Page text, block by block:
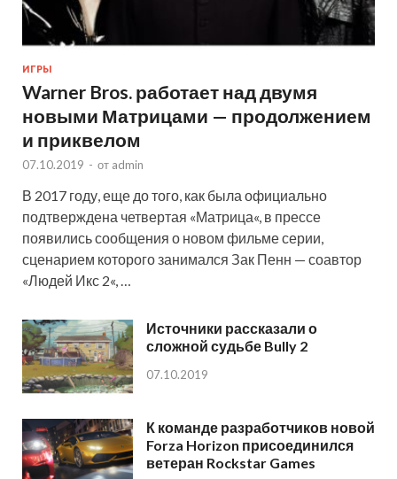
ИГРЫ
Warner Bros. работает над двумя
новыми Матрицами — продолжением
и приквелом
07.10.2019 - от admin
В 2017 году, еще до того, как была официально
подтверждена четвертая «Матрица«, в прессе
появились сообщения о новом фильме серии,
сценарием которого занимался Зак Пенн — соавтор
«Людей Икс 2«, …
Источники рассказали о
сложной судьбе Bully 2
07.10.2019
К команде разработчиков новой
Forza Horizon присоединился
ветеран Rockstar Games